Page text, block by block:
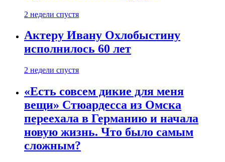
2 недели спустя
Актеру Ивану Охлобыстину
исполнилось 60 лет
2 недели спустя
«Есть совсем дикие для меня
вещи» Стюардесса из Омска
переехала в Германию и начала
новую жизнь. Что было самым
сложным?